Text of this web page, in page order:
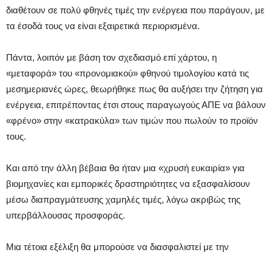
διαθέτουν σε πολύ φθηνές τιμές την ενέργεια που παράγουν, με
τα έσοδά τους να είναι εξαιρετικά περιορισμένα.
Πάντα, λοιπόν με βάση τον σχεδιασμό επί χάρτου, η
«μεταφορά» του «προνομιακού» φθηνού τιμολογίου κατά τις
μεσημεριανές ώρες, θεωρήθηκε πως θα αυξήσει την ζήτηση για
ενέργεια, επιτρέποντας έτσι στους παραγωγούς ΑΠΕ να βάλουν
«φρένο» στην «κατρακύλα» των τιμών που πωλούν το προϊόν
τους.
Και από την άλλη βέβαια θα ήταν μια «χρυσή ευκαιρία» για
βιομηχανίες και εμπορικές δραστηριότητες να εξασφαλίσουν
μέσω διαπραγμάτευσης χαμηλές τιμές, λόγω ακριβώς της
υπερβάλλουσας προσφοράς.
Μια τέτοια εξέλιξη θα μπορούσε να διασφαλιστεί με την